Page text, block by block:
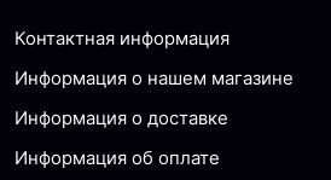
Контактная информация
Информация о нашем магазине
Информация о доставке
Информация об оплате